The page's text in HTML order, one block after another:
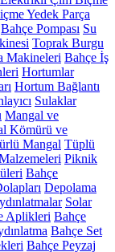
Yedek Parça
Bahçe Pompası Su
Toprak Burgu
Makineleri Bahçe İş
Hortumlar
Hortum Bağlantı
Sulaklar
Mangal ve
Kömürü ve
Mangal Tüplü
Piknik
Bahçe
Depolama
Solar
Aplikleri Bahçe
Bahçe Set
Bahçe Peyzaj